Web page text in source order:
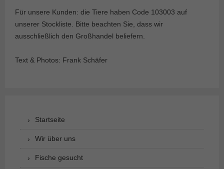
Für unsere Kunden: die Tiere haben Code 103003 auf
unserer Stockliste. Bitte beachten Sie, dass wir
ausschließlich den Großhandel beliefern.
Text & Photos: Frank Schäfer
Startseite
Wir über uns
Fische gesucht